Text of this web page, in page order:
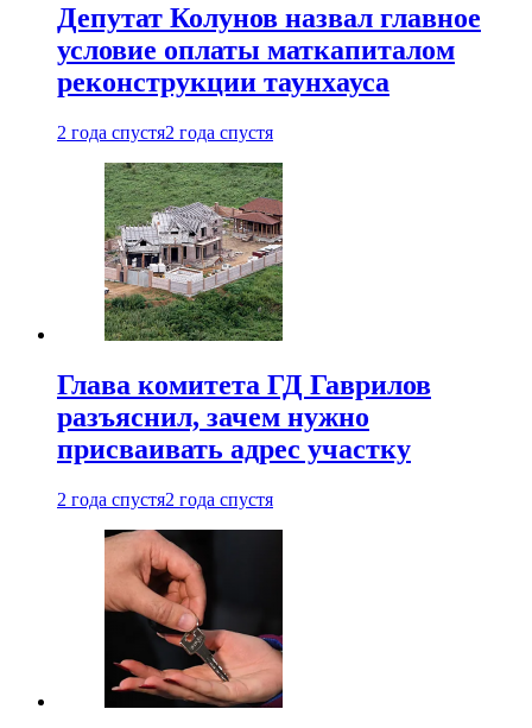
Депутат Колунов назвал главное
условие оплаты маткапиталом
реконструкции таунхауса
2 года спустя2 года спустя
Глава комитета ГД Гаврилов
разъяснил, зачем нужно
присваивать адрес участку
2 года спустя2 года спустя